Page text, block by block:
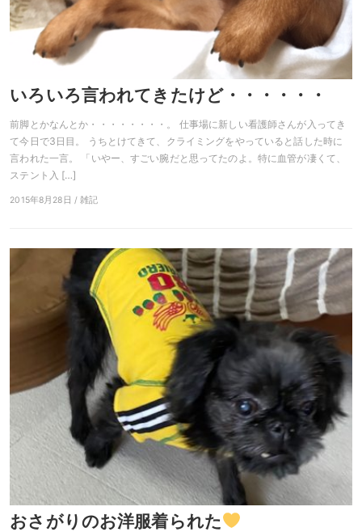
いろいろ言われてきたけど・・・・・・
前脚とかなんとか・・・・・・・・。 仕事場に新しい看護師さんが入ってき
て今日で3日目。 うちとけてきて、クライミングをやっていると話した時に
言われた一言。 「いやー、すごい腕だと思ってたのよ。特に血管が凄くて、
ステント入 […]
2015年8月28日 / 雑記
おさがりのお洋服着られた